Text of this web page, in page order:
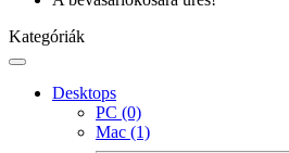
Kategóriák
Desktops
PC (0)
Mac (1)